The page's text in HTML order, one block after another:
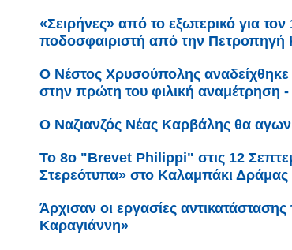
«Σειρήνες» από το εξωτερικό για
ποδοσφαιριστή από την Πετροπηγή
Ο Νέστος Χρυσούπολης
στην πρώτη του φιλική αναμέτρηση
Ο Ναζιανζός Νέας Καρβάλης θα
Το 8ο "Brevet Philippi" στις 12
Στερεότυπα» στο Καλαμπάκι Δράμας
Άρχισαν οι εργασίες
Καραγιάννη»